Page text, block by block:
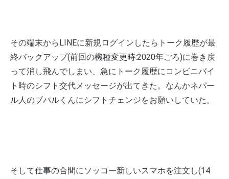
その端末からLINEに新規ログインしたらトーク履歴が最
終バックアップ(前回の機種変更時:2020年ごろ)に巻き戻
って消し飛んでしまい、急にトーク履歴にコンビニバイ
ト時のシフト交代メッセージが出てきた。なんかネパー
ル人のブパルくんにシフトチェンジをお願いしていた。
そして仕事の合間にソッコー新しいスマホを注文し(14